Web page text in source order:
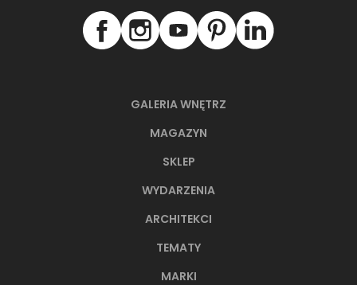
66-metrowy apartament:
przystań dla nowoczesnej
Młoda, żyjąca dynamicznie inwestorka przez
lata kursowała między światowymi
GALERIA WNĘTRZ
MAGAZYN
SKLEP
WYDARZENIA
ARCHITEKCI
TEMATY
MARKI